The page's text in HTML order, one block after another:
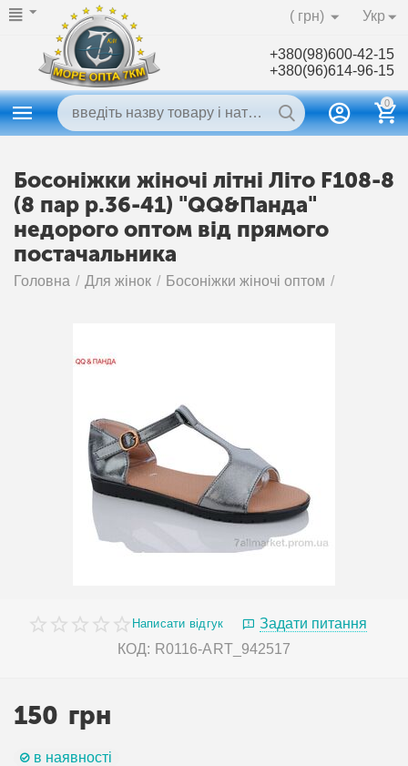
Укр
( грн)
+380(98)600-42-15
+380(96)614-96-15
0
Босоніжки жіночі літні Літо F108-8
(8 пар р.36-41) "QQ&Панда"
недорого оптом від прямого
постачальника
Головна / Для жінок / Босоніжки жіночі оптом /
Написати відгук
Задати питання
КОД: R0116-ART_942517
150 грн
в наявності